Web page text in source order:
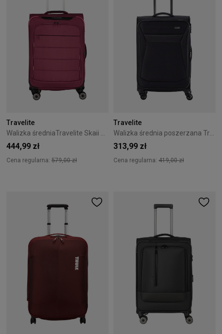
Travelite
Walizka średniaTravelite Skaii 67 cm czerwona
444,99 zł
Cena regularna: 579,00 zł
Travelite
Walizka średnia poszerzana Travelite Chios 67 cm czarna
313,99 zł
Cena regularna: 419,00 zł